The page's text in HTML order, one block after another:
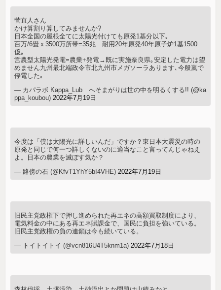
菅直人さん
かけ算割り算してみませんか?
日本全国の屋根全てに太陽光付けても原発1基分以下｡
百万/6畳ｘ3500万所帯=35兆 耐用20年原発40年原子炉1基1500
億｡
営農型太陽光発電=農業+発電→既に実施奈良県｡安定した電力は望
めません九州最北端政令市北九州市メガソーラあります､今般嵐で
停電した｡
— カパラボ Kappa_Lub へそまがりは世の中を明るくする!! (@ka
ppa_koubou) 2022年7月19日
今度は「僕は太陽光に詳しいんだ」ですか？東日本大震災の時の
原発と同じで何一つ詳しくないのに適当なこと言ってんじゃねえ
よ。日本の農業を滅ぼす気か？
— 路傍の石 (@KfvT1YhY5bI4VHE) 2022年7月19日
旧民主党政権下で押し進められた再エネの高額買取制度により、
電気料金の中にある再エネ賦課金で、国民に負担を強いている。
旧民主党政権の負の連鎖は今も続いている。
— トイトイトイ (@vcn816U4T5knm1a) 2022年7月18日